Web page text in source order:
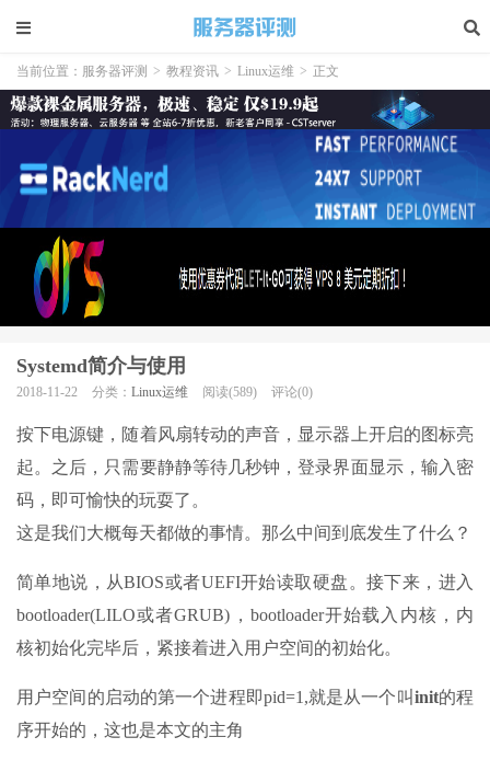
当前位置： 服务器评测 > 教程资讯 > Linux运维 > 正文
Systemd简介与使用
2018-11-22 分类： Linux运维 阅读(589) 评论(0)
按下电源键，随着风扇转动的声音，显示器上开启的图标亮
起。之后，只需要静静等待几秒钟，登录界面显示，输入密
码，即可愉快的玩耍了。
这是我们大概每天都做的事情。那么中间到底发生了什么？
简单地说，从BIOS或者UEFI开始读取硬盘。接下来，进入
bootloader(LILO或者GRUB)，bootloader开始载入内核，内
核初始化完毕后，紧接着进入用户空间的初始化。
用户空间的启动的第一个进程即pid=1,就是从一个叫init的程
序开始的，这也是本文的主角